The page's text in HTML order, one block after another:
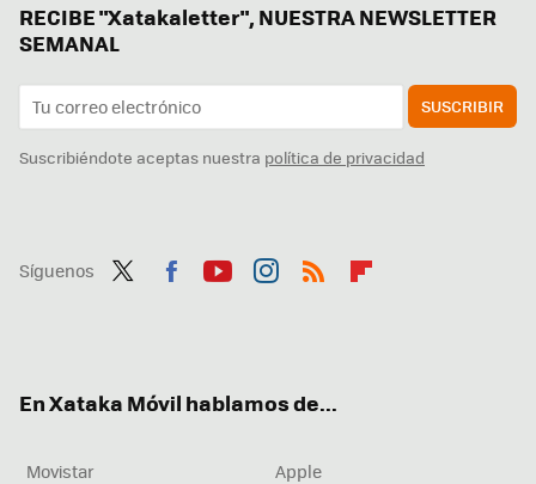
RECIBE "Xatakaletter", NUESTRA NEWSLETTER
SEMANAL
SUSCRIBIR
Suscribiéndote aceptas nuestra política de privacidad
Síguenos
En Xataka Móvil hablamos de...
Movistar
Apple